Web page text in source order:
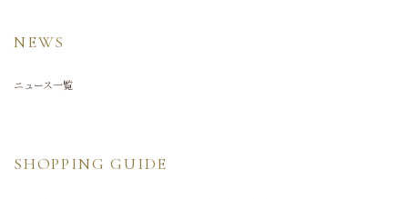
NEWS
ニュース一覧
SHOPPING GUIDE